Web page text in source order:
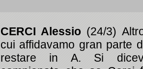
CERCI Alessio (24/3)
cui affidavamo gran parte
restare in A. Si